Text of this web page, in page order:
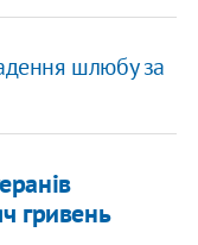
шлюбу за
гривень